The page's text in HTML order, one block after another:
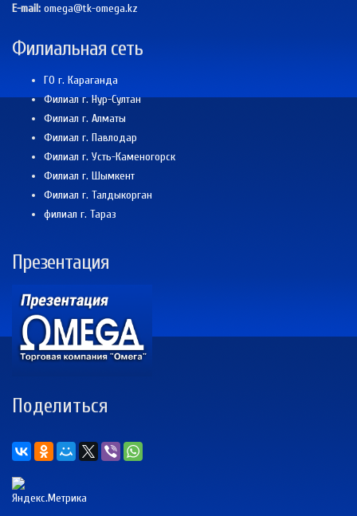
E-mail: omega@tk-omega.kz
Филиальная сеть
ГО г. Караганда
Филиал г. Нур-Султан
Филиал г. Алматы
Филиал г. Павлодар
Филиал г. Усть-Каменогорск
Филиал г. Шымкент
Филиал г. Талдыкорган
филиал г. Тараз
Презентация
Поделиться